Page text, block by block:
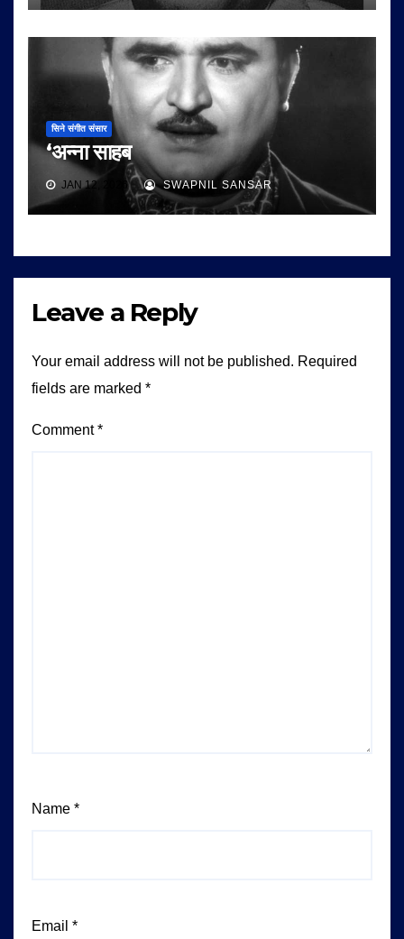
सिने संगीत संसार
‘अन्ना साहब
JAN 12, 2026 SWAPNIL SANSAR
Leave a Reply
Your email address will not be published. Required
fields are marked *
Comment*
Name *
Email *